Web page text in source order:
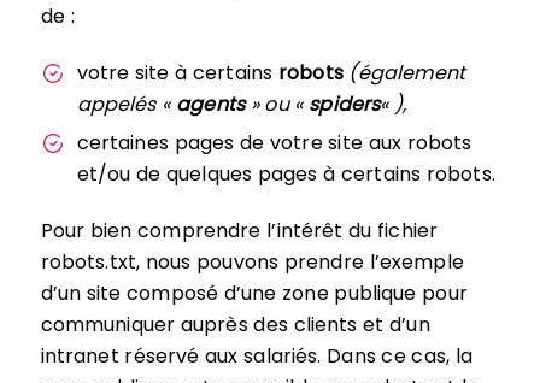
de :
votre site à certains robots (également
appelés «agents» ou «spiders« ),
certaines pages de votre site aux robots
et/ou de quelques pages à certains robots.
Pour bien comprendre l’intérêt du fichier
robots.txt, nous pouvons prendre l’exemple
d’un site composé d’une zone publique pour
communiquer auprès des clients et d’un
intranet réservé aux salariés. Dans ce cas, la